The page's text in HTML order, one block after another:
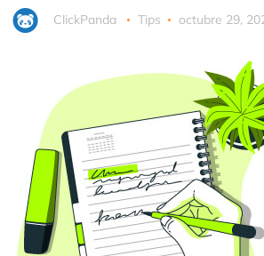
ClickPanda Tips octubre 29,